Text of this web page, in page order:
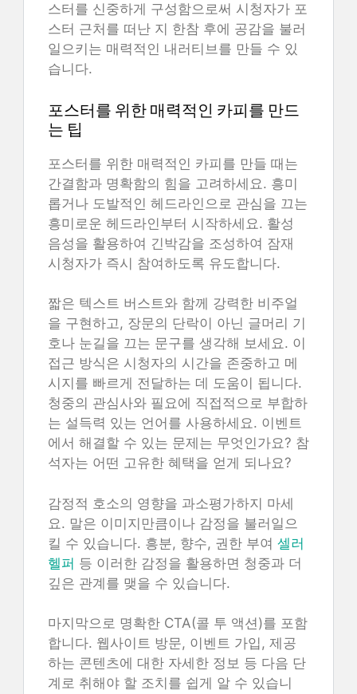
스터를 신중하게 구성함으로써 시청자가 포
스터 근처를 떠난 지 한참 후에 공감을 불러
일으키는 매력적인 내러티브를 만들 수 있
습니다.
포스터를 위한 매력적인 카피를 만드
는 팁
포스터를 위한 매력적인 카피를 만들 때는
간결함과 명확함의 힘을 고려하세요. 흥미
롭거나 도발적인 헤드라인으로 관심을 끄는
흥미로운 헤드라인부터 시작하세요. 활성
음성을 활용하여 긴박감을 조성하여 잠재
시청자가 즉시 참여하도록 유도합니다.
짧은 텍스트 버스트와 함께 강력한 비주얼
을 구현하고, 장문의 단락이 아닌 글머리 기
호나 눈길을 끄는 문구를 생각해 보세요. 이
접근 방식은 시청자의 시간을 존중하고 메
시지를 빠르게 전달하는 데 도움이 됩니다.
청중의 관심사와 필요에 직접적으로 부합하
는 설득력 있는 언어를 사용하세요. 이벤트
에서 해결할 수 있는 문제는 무엇인가요? 참
석자는 어떤 고유한 혜택을 얻게 되나요?
감정적 호소의 영향을 과소평가하지 마세
요. 말은 이미지만큼이나 감정을 불러일으
킬 수 있습니다. 흥분, 향수, 권한 부여 셀러
헬퍼 등 이러한 감정을 활용하면 청중과 더
깊은 관계를 맺을 수 있습니다.
마지막으로 명확한 CTA(콜 투 액션)를 포함
합니다. 웹사이트 방문, 이벤트 가입, 제공
하는 콘텐츠에 대한 자세한 정보 등 다음 단
계로 취해야 할 조치를 쉽게 알 수 있습니